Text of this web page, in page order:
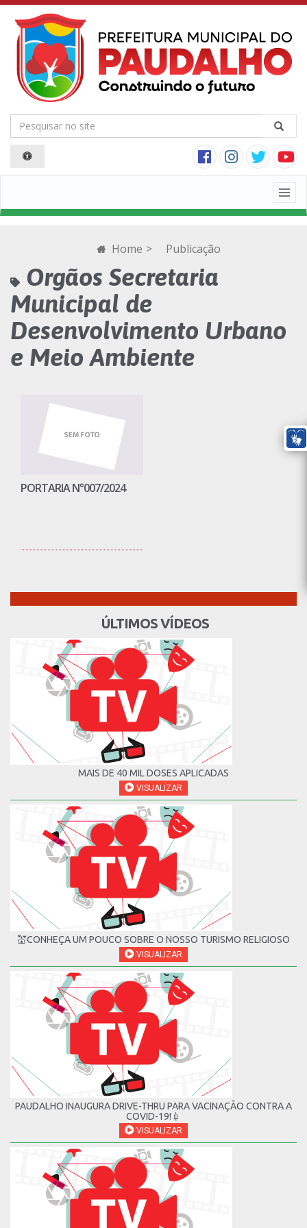
Home > Publicação
Orgãos Secretaria
Municipal de
Desenvolvimento Urbano
e Meio Ambiente
PORTARIA N°007/2024
ÚLTIMOS VÍDEOS
MAIS DE 40 MIL DOSES APLICADAS
VISUALIZAR
💒CONHEÇA UM POUCO SOBRE O NOSSO TURISMO RELIGIOSO
VISUALIZAR
PAUDALHO INAUGURA DRIVE-THRU PARA VACINAÇÃO CONTRA A
COVID-19!💉
VISUALIZAR